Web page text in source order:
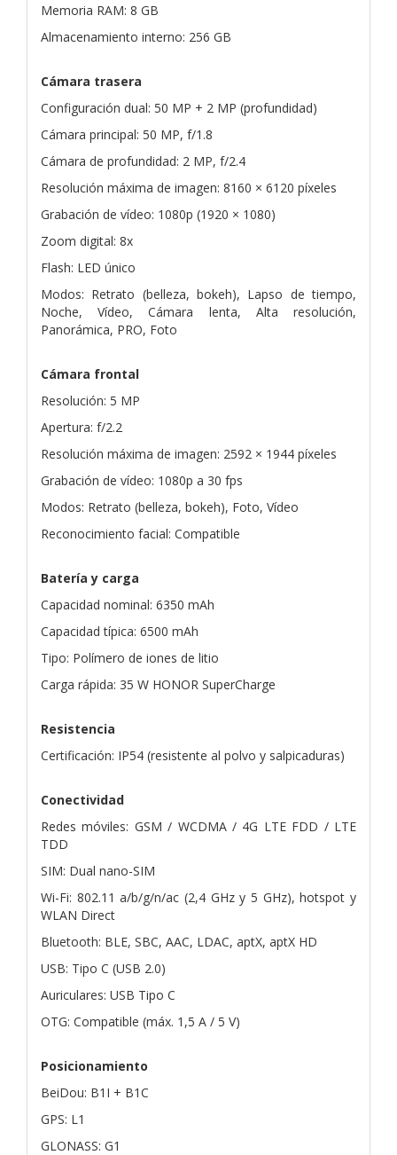
Memoria RAM: 8 GB
Almacenamiento interno: 256 GB
Cámara trasera
Configuración dual: 50 MP + 2 MP (profundidad)
Cámara principal: 50 MP, f/1.8
Cámara de profundidad: 2 MP, f/2.4
Resolución máxima de imagen: 8160 × 6120 píxeles
Grabación de vídeo: 1080p (1920 × 1080)
Zoom digital: 8x
Flash: LED único
Modos: Retrato (belleza, bokeh), Lapso de tiempo,
Noche, Vídeo, Cámara lenta, Alta resolución,
Panorámica, PRO, Foto
Cámara frontal
Resolución: 5 MP
Apertura: f/2.2
Resolución máxima de imagen: 2592 × 1944 píxeles
Grabación de vídeo: 1080p a 30 fps
Modos: Retrato (belleza, bokeh), Foto, Vídeo
Reconocimiento facial: Compatible
Batería y carga
Capacidad nominal: 6350 mAh
Capacidad típica: 6500 mAh
Tipo: Polímero de iones de litio
Carga rápida: 35 W HONOR SuperCharge
Resistencia
Certificación: IP54 (resistente al polvo y salpicaduras)
Conectividad
Redes móviles: GSM / WCDMA / 4G LTE FDD / LTE
TDD
SIM: Dual nano-SIM
Wi-Fi: 802.11 a/b/g/n/ac (2,4 GHz y 5 GHz), hotspot y
WLAN Direct
Bluetooth: BLE, SBC, AAC, LDAC, aptX, aptX HD
USB: Tipo C (USB 2.0)
Auriculares: USB Tipo C
OTG: Compatible (máx. 1,5 A / 5 V)
Posicionamiento
BeiDou: B1I + B1C
GPS: L1
GLONASS: G1